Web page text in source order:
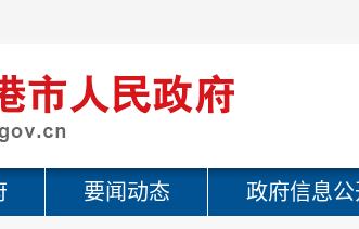
要闻动态 政府信息公